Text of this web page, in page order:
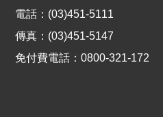
電話：(03)451-5111
傳真：(03)451-5147
免付費電話：0800-321-172